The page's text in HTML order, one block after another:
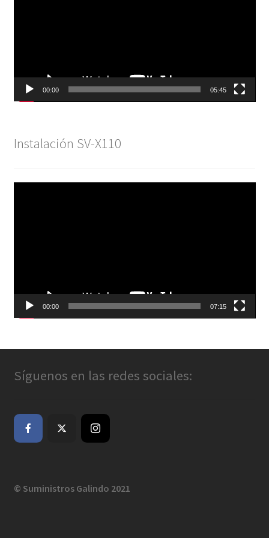
00:00 05:45
Instalación SV-X110
00:00 07:15
Síguenos en las redes sociales:
© Suministros Galindo 2021